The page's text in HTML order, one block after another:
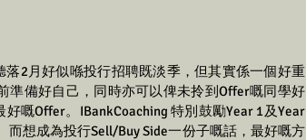
落2月好似喺投行招聘既淡季，但其實係一個好重
準備好自己，同時亦可以俾未拎到Offer嘅同學好
嘅Offer。IBankCoaching 特別鼓勵Year 1及Year
而想成為投行Sell/Buy Side一份子嘅話，最好嘅方